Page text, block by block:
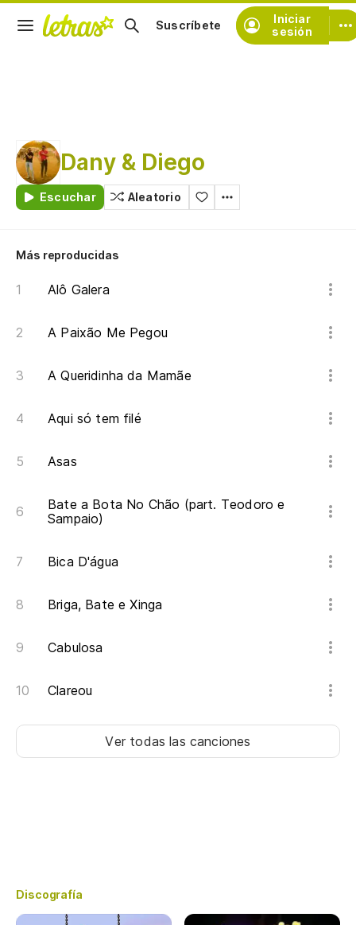
Iniciar
sesión
Suscríbete
Dany & Diego
Escuchar Aleatorio
Más reproducidas
Alô Galera
A Paixão Me Pegou
A Queridinha da Mamãe
Aqui só tem filé
Asas
Bate a Bota No Chão (part. Teodoro e
Sampaio)
Bica D'água
Briga, Bate e Xinga
Cabulosa
Clareou
Ver todas las canciones
Discografía